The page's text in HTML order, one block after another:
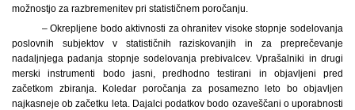
možnostjo za razbremenitev pri statističnem poročanju.
– Okrepljene bodo aktivnosti za ohranitev visoke stopnje sodelovanja
poslovnih subjektov v statističnih raziskovanjih in za preprečevanje
nadaljnjega padanja stopnje sodelovanja prebivalcev. Vprašalniki in drugi
merski instrumenti bodo jasni, predhodno testirani in objavljeni pred
začetkom zbiranja. Koledar poročanja za posamezno leto bo objavljen
najkasneje ob začetku leta. Dajalci podatkov bodo ozaveščani o uporabnosti